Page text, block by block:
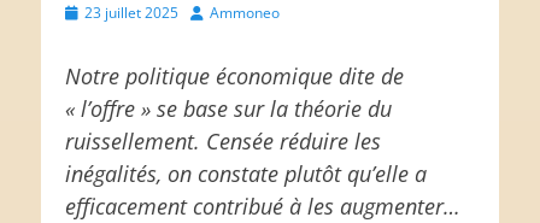
Posted23 juillet 2025 Author
Ammoneo
Notre politique économique dite de
« l’offre » se base sur la théorie du
ruissellement. Censée réduire les
inégalités, on constate plutôt qu’elle a
efficacement contribué à les augmenter…